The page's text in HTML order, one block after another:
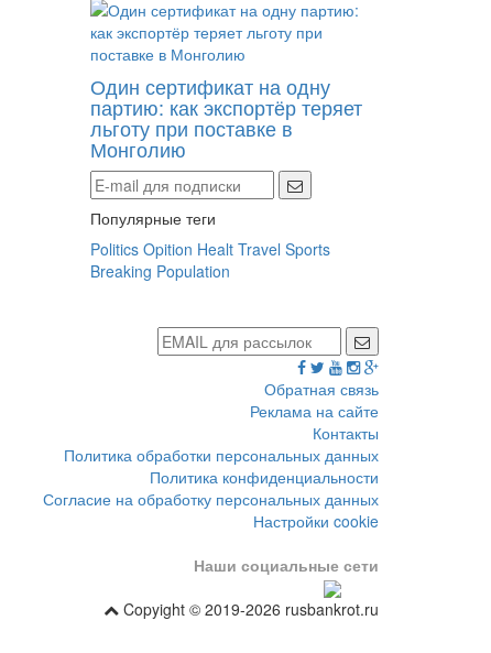
Один сертификат на одну
партию: как экспортёр теряет
льготу при поставке в
Монголию
Популярные теги
Politics Opition Healt Travel Sports
Breaking Population
Обратная связь
Реклама на сайте
Контакты
Политика обработки персональных данных
Политика конфиденциальности
Согласие на обработку персональных данных
Настройки cookie
Наши социальные сети
Copyight © 2019-2026 rusbankrot.ru